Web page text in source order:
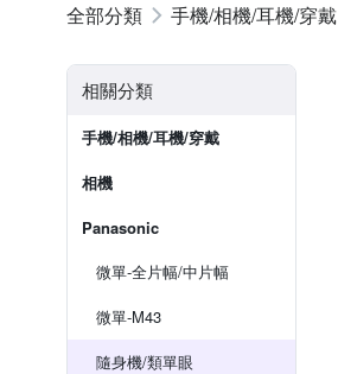
手機/相機/耳機/穿戴
相關分類
手機/相機/耳機/穿戴
相機
Panasonic
微單-全片幅/中片幅
微單-M43
隨身機/類單眼